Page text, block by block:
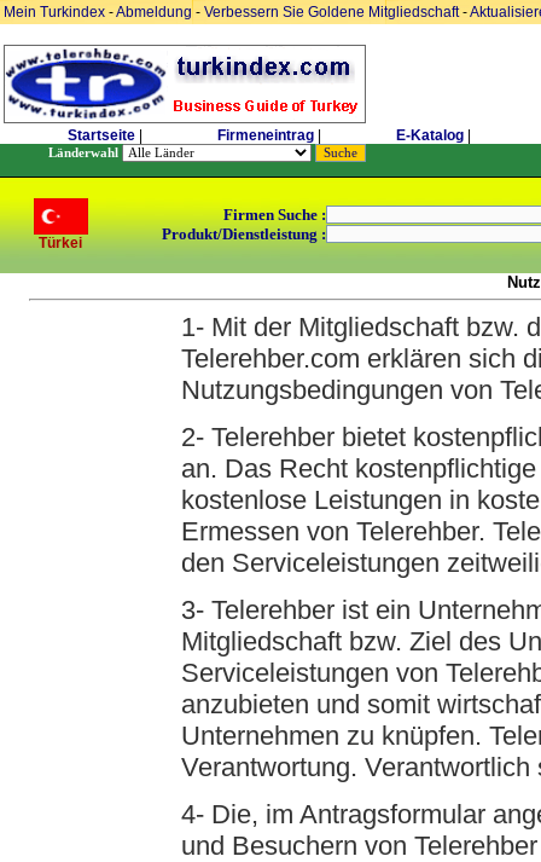
Mein Turkindex -Abmeldung- Verbessern Sie Goldene Mitgliedschaft-
Startseite Firmeneintrag E-Katalog
Länderwahl
Türkei
Firmen Suche :
Produkt/Dienstleistung :
1- Mit der Mitgliedschaft bzw.
Telerehber.com erklären sich
Nutzungsbedingungen von
2- Telerehber bietet
an. Das Recht
kostenlose Leistungen in
Ermessen von Telerehber.
den Serviceleistungen
3- Telerehber ist ein
Mitgliedschaft bzw. Ziel des
Serviceleistungen von
anzubieten und somit
Unternehmen zu knüpfen.
Verantwortung.
4- Die, im Antragsformular
und Besuchern von